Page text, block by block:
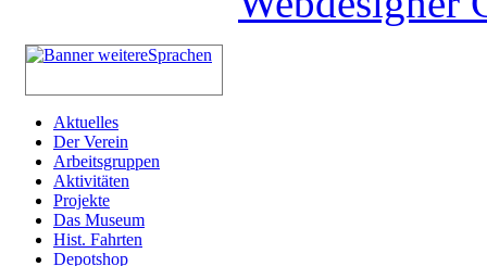
Aktuelles
Der Verein
Arbeitsgruppen
Aktivitäten
Projekte
Das Museum
Hist. Fahrten
Depotshop